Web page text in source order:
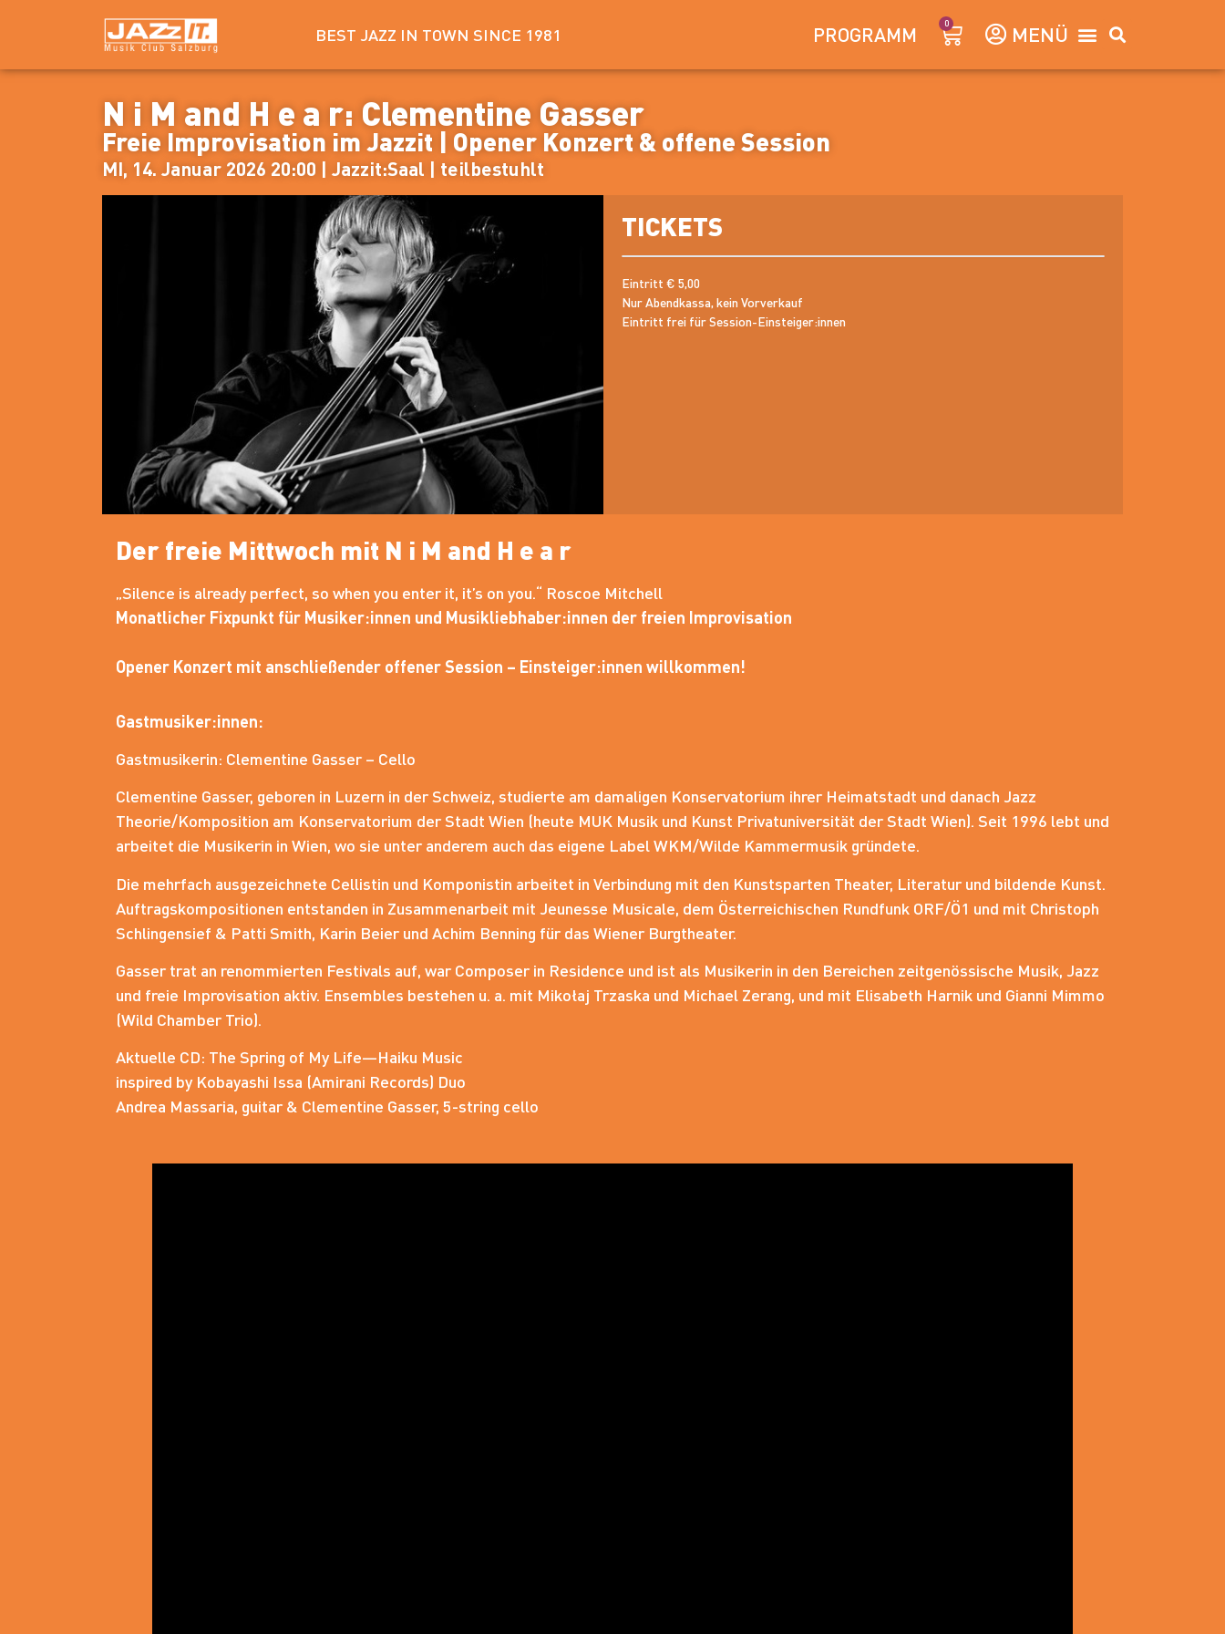
BEST JAZZ IN TOWN SINCE 1981 PROGRAMM 0
N i M and H e a r: Clementine Gasser
Freie Improvisation im Jazzit | Opener Konzert & offene Session
MI, 14. Januar 2026 20:00 | Jazzit:Saal | teilbestuhlt
TICKETS
Eintritt € 5,00
Nur Abendkassa, kein Vorverkauf
Eintritt frei für Session-Einsteiger:innen
Der freie Mittwoch mit N i M and H e a r
„Silence is already perfect, so when you enter it, it’s on you.“ Roscoe Mitchell
Monatlicher Fixpunkt für Musiker:innen und Musikliebhaber:innen der freien Improvisation
Opener Konzert mit anschließender offener Session – Einsteiger:innen willkommen!
Gastmusiker:innen:
Gastmusikerin: Clementine Gasser – Cello
Clementine Gasser, geboren in Luzern in der Schweiz, studierte am damaligen Konservatorium ihrer Heimatstadt und danach Jazz
Theorie/Komposition am Konservatorium der Stadt Wien (heute MUK Musik und Kunst Privatuniversität der Stadt Wien). Seit 1996 lebt und
arbeitet die Musikerin in Wien, wo sie unter anderem auch das eigene Label WKM/Wilde Kammermusik gründete.
Die mehrfach ausgezeichnete Cellistin und Komponistin arbeitet in Verbindung mit den Kunstsparten Theater, Literatur und bildende Kunst.
Auftragskompositionen entstanden in Zusammenarbeit mit Jeunesse Musicale, dem Österreichischen Rundfunk ORF/Ö1 und mit Christoph
Schlingensief & Patti Smith, Karin Beier und Achim Benning für das Wiener Burgtheater.
Gasser trat an renommierten Festivals auf, war Composer in Residence und ist als Musikerin in den Bereichen zeitgenössische Musik, Jazz
und freie Improvisation aktiv. Ensembles bestehen u. a. mit Mikołaj Trzaska und Michael Zerang, und mit Elisabeth Harnik und Gianni Mimmo
(Wild Chamber Trio).
Aktuelle CD: The Spring of My Life—Haiku Music
inspired by Kobayashi Issa (Amirani Records) Duo
Andrea Massaria, guitar & Clementine Gasser, 5-string cello